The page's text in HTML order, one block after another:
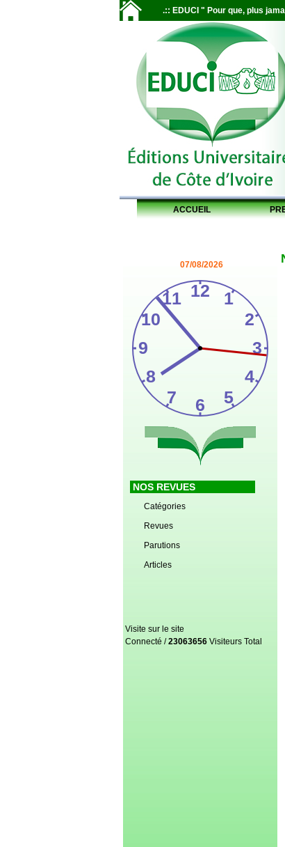
.:: EDUCI " Pour que, plus
ACCUEIL
07/08/2026
NOS REVUES
Catégories
Revues
Parutions
Articles
Visite sur le site
Connecté /23063656Visiteurs Total